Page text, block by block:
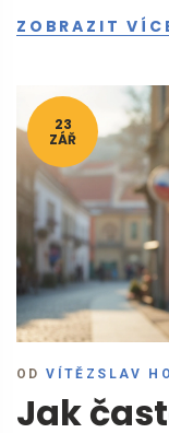
ZOBRAZIT
23
ZÁŘ
ODVÍTĚZSLAV
Jak